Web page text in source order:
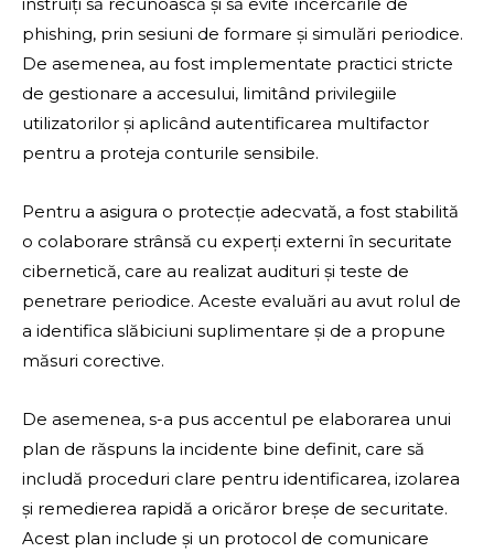
instruiți să recunoască și să evite încercările de
phishing, prin sesiuni de formare și simulări periodice.
De asemenea, au fost implementate practici stricte
de gestionare a accesului, limitând privilegiile
utilizatorilor și aplicând autentificarea multifactor
pentru a proteja conturile sensibile.
Pentru a asigura o protecție adecvată, a fost stabilită
o colaborare strânsă cu experți externi în securitate
cibernetică, care au realizat audituri și teste de
penetrare periodice. Aceste evaluări au avut rolul de
a identifica slăbiciuni suplimentare și de a propune
măsuri corective.
De asemenea, s-a pus accentul pe elaborarea unui
plan de răspuns la incidente bine definit, care să
includă proceduri clare pentru identificarea, izolarea
și remedierea rapidă a oricăror breșe de securitate.
Acest plan include și un protocol de comunicare